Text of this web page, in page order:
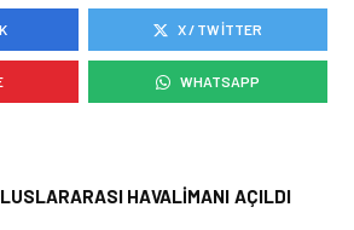
HAVAYOLU • 05 AĞU 2026
AIR ASTANA’DAN 2026
YILI İLK YARI FINANSAL
VE OPERASYONEL
X / TWITTER
WHATSAPP
HAVALIMANI AÇILDI